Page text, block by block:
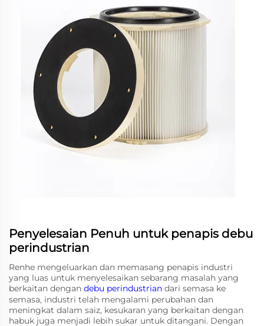
Penyelesaian Penuh untuk penapis debu
perindustrian
Renhe mengeluarkan dan memasang penapis industri
yang luas untuk menyelesaikan sebarang masalah yang
berkaitan dengan debu perindustrian dari semasa ke
semasa, industri telah mengalami perubahan dan
meningkat dalam saiz, kesukaran yang berkaitan dengan
habuk juga menjadi lebih sukar untuk ditangani. Dengan